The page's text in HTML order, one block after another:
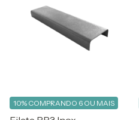
10% COMPRANDO 6 OU MAIS